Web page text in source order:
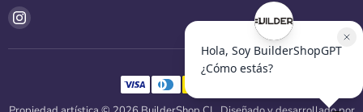
Encuéntrenos
Instagram